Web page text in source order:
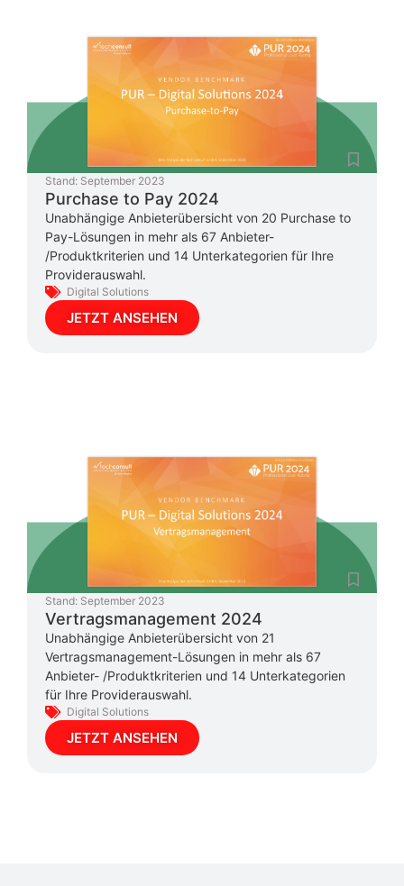
Stand: September 2023
Purchase to Pay 2024
Unabhängige Anbieterübersicht von 20 Purchase to
Pay-Lösungen in mehr als 67 Anbieter-
/Produktkriterien und 14 Unterkategorien für Ihre
Providerauswahl.
Digital Solutions
JETZT ANSEHEN
Stand: September 2023
Vertragsmanagement 2024
Unabhängige Anbieterübersicht von 21
Vertragsmanagement-Lösungen in mehr als 67
Anbieter- /Produktkriterien und 14 Unterkategorien
für Ihre Providerauswahl.
Digital Solutions
JETZT ANSEHEN